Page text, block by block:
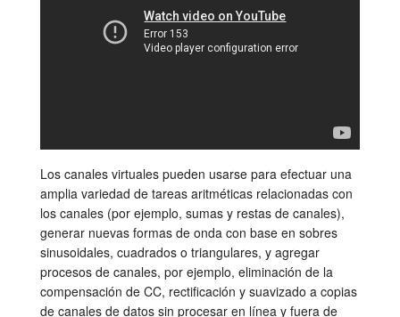
Los canales virtuales pueden usarse para efectuar una
amplia variedad de tareas aritméticas relacionadas con
los canales (por ejemplo, sumas y restas de canales),
generar nuevas formas de onda con base en sobres
sinusoidales, cuadrados o triangulares, y agregar
procesos de canales, por ejemplo, eliminación de la
compensación de CC, rectificación y suavizado a copias
de canales de datos sin procesar en línea y fuera de